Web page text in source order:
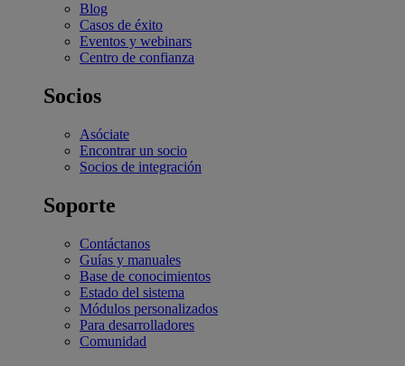
Blog
Casos de éxito
Eventos y webinars
Centro de confianza
Socios
Asóciate
Encontrar un socio
Socios de integración
Soporte
Contáctanos
Guías y manuales
Base de conocimientos
Estado del sistema
Módulos personalizados
Para desarrolladores
Comunidad